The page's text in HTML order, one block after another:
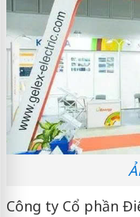
Công ty Cổ phần